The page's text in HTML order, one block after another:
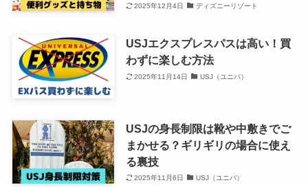
2025年12月4日 ディズニーリゾート
USJエクスプレスパスは高い！買
わずに楽しむ方法
2025年11月14日 USJ（ユニバ）
USJの身長制限は靴や中敷きでご
まかせる？ギリギリの場合に使え
る裏技
2025年11月6日 USJ（ユニバ）